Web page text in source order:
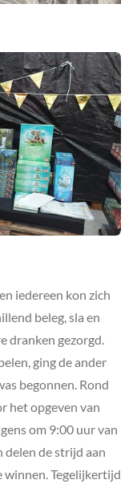
iedereen kon zich
beleg, sla en
dranken gezorgd.
ging de ander
begonnen. Rond
het opgeven van
om 9:00 uur van
delen de strijd aan
Tegelijkertijd